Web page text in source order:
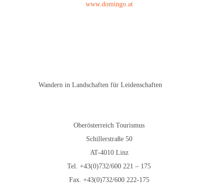
www.domingo.at
Wandern in Landschaften für Leidenschaften
Oberösterreich Tourismus
Schillerstraße 50
AT-4010 Linz
Tel. +43(0)732/600 221 – 175
Fax. +43(0)732/600 222-175